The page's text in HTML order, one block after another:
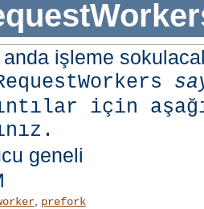
anda işleme
için
geneli
, prefork